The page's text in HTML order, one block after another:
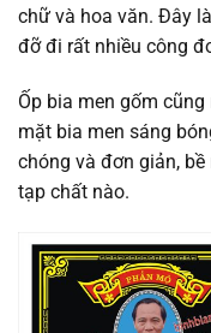
chữ và hoa văn. Đây
đỡ đi rất nhiều công
Ốp bia men gốm
mặt bia men sáng
chóng và đơn giản,
tạp chất nào.